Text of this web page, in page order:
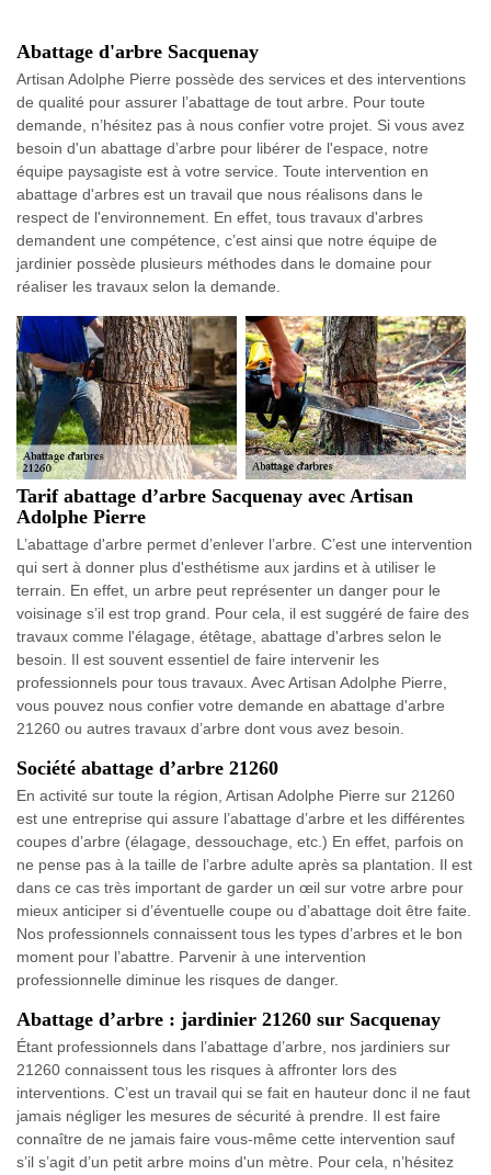
Abattage d'arbre Sacquenay
Artisan Adolphe Pierre possède des services et des interventions
de qualité pour assurer l’abattage de tout arbre. Pour toute
demande, n’hésitez pas à nous confier votre projet. Si vous avez
besoin d'un abattage d’arbre pour libérer de l'espace, notre
équipe paysagiste est à votre service. Toute intervention en
abattage d'arbres est un travail que nous réalisons dans le
respect de l'environnement. En effet, tous travaux d'arbres
demandent une compétence, c’est ainsi que notre équipe de
jardinier possède plusieurs méthodes dans le domaine pour
réaliser les travaux selon la demande.
Tarif abattage d’arbre Sacquenay avec Artisan
Adolphe Pierre
L’abattage d'arbre permet d’enlever l’arbre. C’est une intervention
qui sert à donner plus d'esthétisme aux jardins et à utiliser le
terrain. En effet, un arbre peut représenter un danger pour le
voisinage s’il est trop grand. Pour cela, il est suggéré de faire des
travaux comme l'élagage, étêtage, abattage d'arbres selon le
besoin. Il est souvent essentiel de faire intervenir les
professionnels pour tous travaux. Avec Artisan Adolphe Pierre,
vous pouvez nous confier votre demande en abattage d'arbre
21260 ou autres travaux d’arbre dont vous avez besoin.
Société abattage d’arbre 21260
En activité sur toute la région, Artisan Adolphe Pierre sur 21260
est une entreprise qui assure l’abattage d’arbre et les différentes
coupes d’arbre (élagage, dessouchage, etc.) En effet, parfois on
ne pense pas à la taille de l’arbre adulte après sa plantation. Il est
dans ce cas très important de garder un œil sur votre arbre pour
mieux anticiper si d’éventuelle coupe ou d’abattage doit être faite.
Nos professionnels connaissent tous les types d’arbres et le bon
moment pour l’abattre. Parvenir à une intervention
professionnelle diminue les risques de danger.
Abattage d’arbre : jardinier 21260 sur Sacquenay
Étant professionnels dans l’abattage d’arbre, nos jardiniers sur
21260 connaissent tous les risques à affronter lors des
interventions. C’est un travail qui se fait en hauteur donc il ne faut
jamais négliger les mesures de sécurité à prendre. Il est faire
connaître de ne jamais faire vous-même cette intervention sauf
s’il s’agit d’un petit arbre moins d'un mètre. Pour cela, n’hésitez